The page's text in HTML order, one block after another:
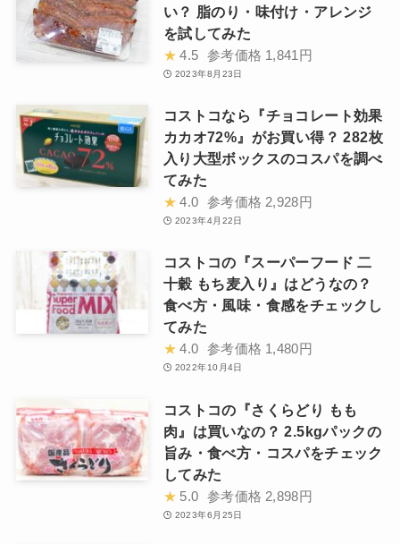
い？ 脂のり・味付け・アレンジ
を試してみた
★ 4.5 参考価格 1,841円
2023年8月23日
コストコなら『チョコレート効果
カカオ72%』がお買い得？ 282枚
入り大型ボックスのコスパを調べ
てみた
★ 4.0 参考価格 2,928円
2023年4月22日
コストコの『スーパーフード 二
十穀 もち麦入り』はどうなの？
食べ方・風味・食感をチェックし
てみた
★ 4.0 参考価格 1,480円
2022年10月4日
コストコの『さくらどり もも
肉』は買いなの？ 2.5kgパックの
旨み・食べ方・コスパをチェック
してみた
★ 5.0 参考価格 2,898円
2023年6月25日